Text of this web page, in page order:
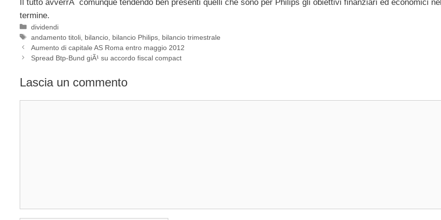
Il tutto avverrÃ comunque tendendo ben presenti quelli che sono per Philips gli obiettivi finanziari ed economici
termine.
Categorie
dividendi
Tag
andamento titoli bilancio bilancio Philips bilancio trimestrale
Aumento di capitale AS Roma entro maggio 2012
Spread Btp-Bund giÃ¹ su accordo fiscal compact
Lascia un commento